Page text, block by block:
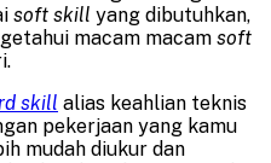
soft skill yang dibutuhkan,
macam macam soft
skill alias keahlian teknis
pekerjaan yang kamu
mudah diukur dan